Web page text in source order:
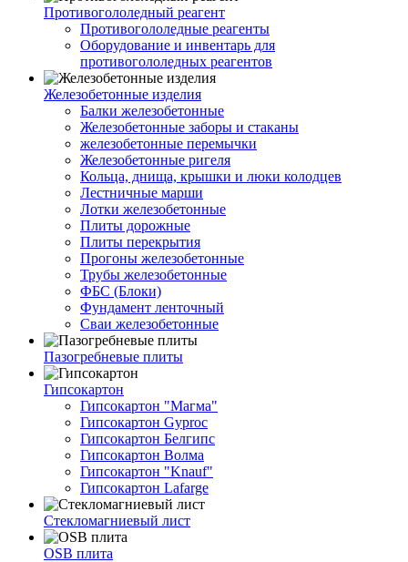
Противогололедный реагент
Противогололедные реагенты
Оборудование и инвентарь для
противогололедных реагентов
Железобетонные изделия
Балки железобетонные
Железобетонные заборы и стаканы
железобетонные перемычки
Железобетонные ригеля
Кольца, днища, крышки и люки колодцев
Лестничные марши
Лотки железобетонные
Плиты дорожные
Плиты перекрытия
Прогоны железобетонные
Трубы железобетонные
ФБС (Блоки)
Фундамент ленточный
Сваи железобетонные
Пазогребневые плиты
Гипсокартон
Гипсокартон "Магма"
Гипсокартон Gyproc
Гипсокартон Белгипс
Гипсокартон Волма
Гипсокартон "Knauf"
Гипсокартон Lafarge
Стекломагниевый лист
OSB плита